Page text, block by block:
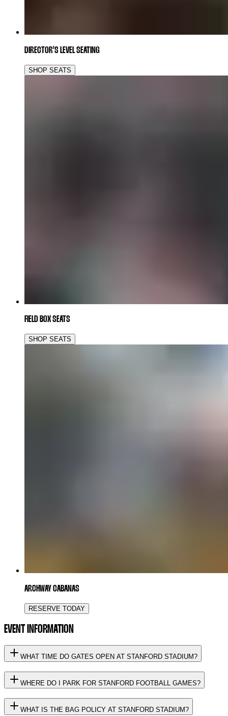
DIRECTOR'S LEVEL SEATING
SHOP SEATS
FIELD BOX SEATS
SHOP SEATS
ARCHWAY CABANAS
RESERVE TODAY
EVENT INFORMATION
WHAT TIME DO GATES OPEN AT STANFORD STADIUM?
WHERE DO I PARK FOR STANFORD FOOTBALL GAMES?
WHAT IS THE BAG POLICY AT STANFORD STADIUM?